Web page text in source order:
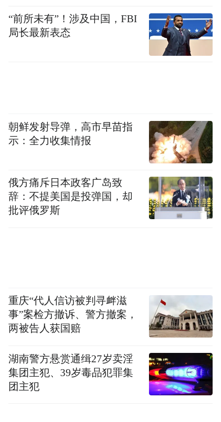
“前所未有”！涉及中国，FBI
局长最新表态
朝鲜发射导弹，高市早苗指
示：全力收集情报
俄方痛斥日本政客广岛致
辞：不提美国是投弹国，却
批评俄罗斯
重庆“代人信访被判寻衅滋
事”案检方撤诉、警方撤案，
两被告人获国赔
湖南警方悬赏通缉27岁卖淫
集团主犯、39岁毒品犯罪集
团主犯